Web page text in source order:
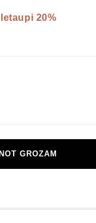
Ietaupi 20%
GROZAM